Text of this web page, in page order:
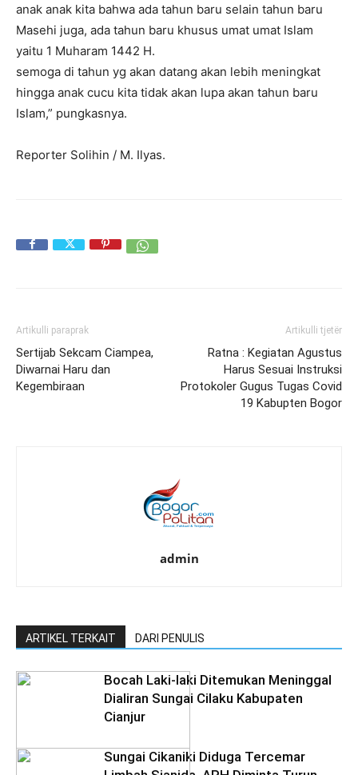
anak anak kita bahwa ada tahun baru selain tahun baru
Masehi juga, ada tahun baru khusus umat umat Islam
yaitu 1 Muharam 1442 H.
semoga di tahun yg akan datang akan lebih meningkat
hingga anak cucu kita tidak akan lupa akan tahun baru
Islam,” pungkasnya.
Reporter Solihin / M. Ilyas.
Artikulli paraprak
Sertijab Sekcam Ciampea,
Diwarnai Haru dan
Kegembiraan
Artikulli tjetër
Ratna : Kegiatan Agustus
Harus Sesuai Instruksi
Protokoler Gugus Tugas Covid
19 Kabupten Bogor
admin
ARTIKEL TERKAIT DARI PENULIS
Bocah Laki-laki Ditemukan Meninggal
Dialiran Sungai Cilaku Kabupaten
Cianjur
Sungai Cikaniki Diduga Tercemar